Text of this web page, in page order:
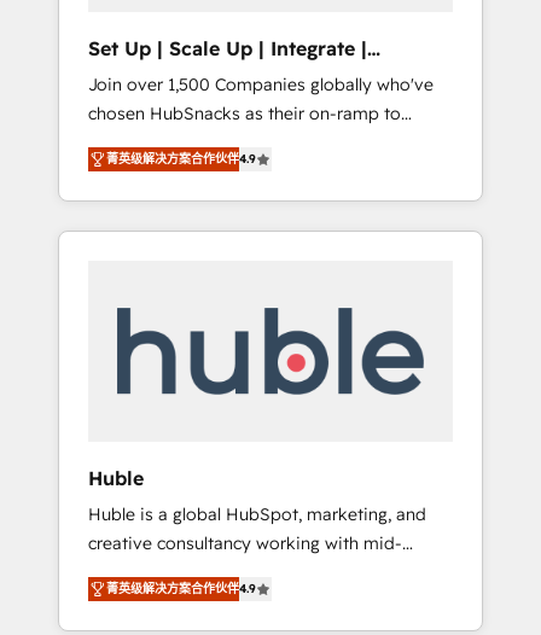
people, exciting ideas and can-do mentality,
we ensure revenue growth on a daily basis.
So tell us your challenge; our passionate and
growth driven team of 100+ experts is ready
for you! Driving digital growth |
www.brightdigital.com
Set Up | Scale Up | Integrate |
HubSnacks FlexPlan
Join over 1,500 Companies globally who've
chosen HubSnacks as their on-ramp to
HubSpot since 2014 Simple pay-as-you-go
plans that accelerate value... 1️⃣ Set Up |
Onboarding New or Check-fixing existing
HubSpot portals 2️⃣ Scale Up | 100% HubSpot
API Integration project... ⬅️ Click "Contact
Business" ⬅️ to access 150+ Kickstart
Paypal 💰 Sage or Netsuite 🤖 Google or
Microsoft ✍️ DocuSign or PandaDoc 🌐
Avalara or Quaderno HubSnacks holds the
rare Advanced "Custom Integrations"
Accreditation, securely sync data across... 🔄
菁英级解决方案合作伙伴4.9
Huble
Huble is a global HubSpot, marketing, and
creative consultancy working with mid-
market and enterprise businesses. We go
beyond implementation, shaping the
strategy, processes, and teams that turn
菁英级解决方案合作伙伴4.9